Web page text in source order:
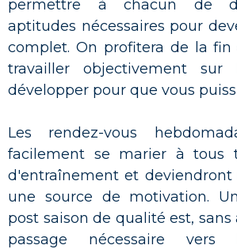
permettre à chacun de
aptitudes nécessaires pour
complet. On profitera de la fin
travailler objectivement sur
développer pour que vous
Les rendez-vous
facilement se marier à tous
d'entraînement et
une source de motivation.
post saison de qualité est,
passage nécessaire vers